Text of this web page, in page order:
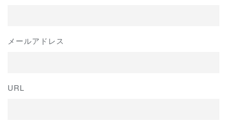
メールアドレス
URL